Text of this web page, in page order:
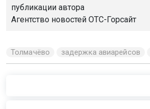
публикации автора
Агентство новостей ОТС-Горсайт
Толмачёво задержка авиарейсов